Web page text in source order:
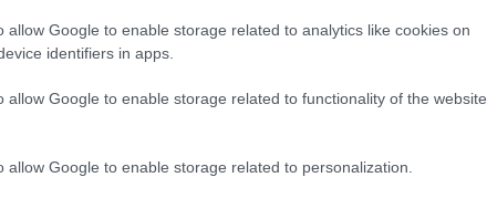
allow Google to enable storage related to analytics like cookies on
identifiers in apps.
allow Google to enable storage related to functionality of the website
allow Google to enable storage related to personalization.
της εταιρείας και το Golf.